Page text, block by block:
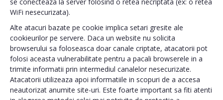
WiFi nesecurizata).
Alte atacuri bazate pe cookie implica setari gresite ale
cookieurilor pe servere. Daca un website nu solicita
browserului sa foloseasca doar canale criptate, atacatorii pot
folosi aceasta vulnerabilitate pentru a pacali browserele in a
trimite informatii prin intermediul canalelor nesecurizate.
Atacatorii utilizeaza apoi informatiile in scopuri de a accesa
neautorizat anumite site-uri. Este foarte important sa fiti atenti